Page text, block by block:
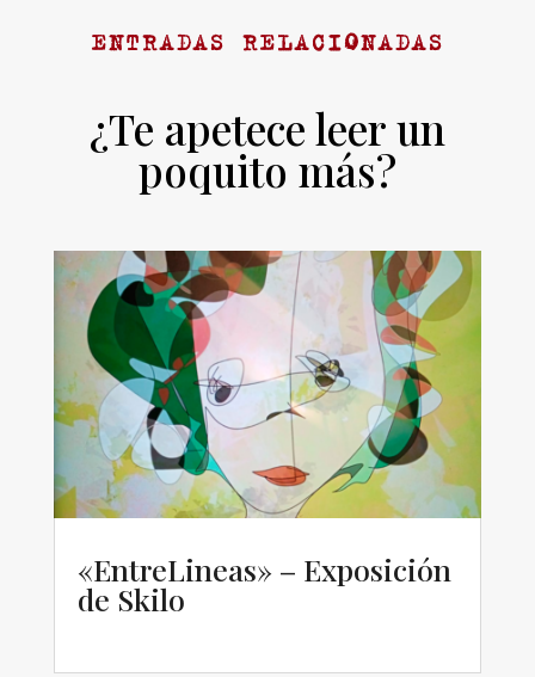
ENTRADAS RELACIONADAS
¿Te apetece leer un
poquito más?
«EntreLineas» – Exposición
de Skilo